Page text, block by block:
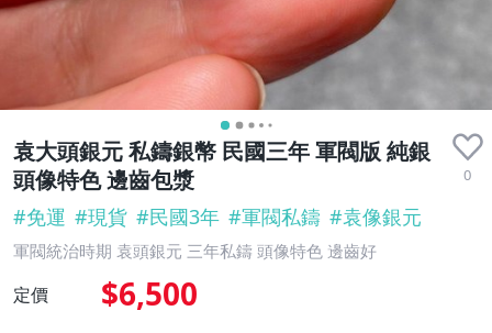
袁大頭銀元 私鑄銀幣 民國三年 軍閥版 純銀
頭像特色 邊齒包漿
0
#免運 #現貨 #民國3年 #軍閥私鑄 #袁像銀元
軍閥統治時期 袁頭銀元 三年私鑄 頭像特色 邊齒好
定價 $6,500